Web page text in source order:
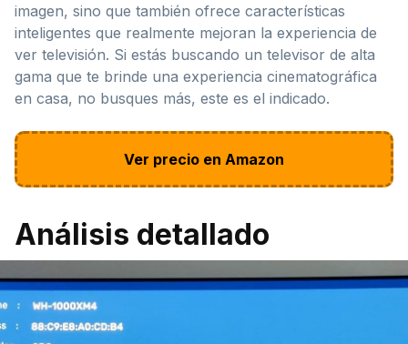
imagen, sino que también ofrece características
inteligentes que realmente mejoran la experiencia de
ver televisión. Si estás buscando un televisor de alta
gama que te brinde una experiencia cinematográfica
en casa, no busques más, este es el indicado.
Ver precio en Amazon
Análisis detallado